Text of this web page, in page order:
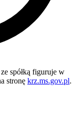
spółką figuruje w
stronę krz.ms.gov.pl.